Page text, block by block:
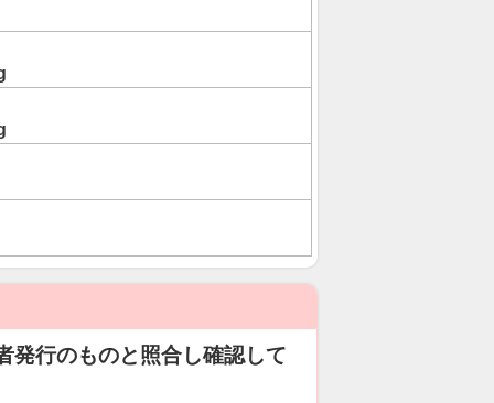
発行のものと照合し確認して